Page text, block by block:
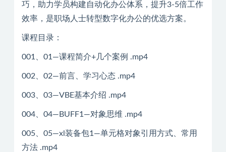
巧，助力学员构建自动化办公体系，提升3-5倍工作
效率，是职场人士转型数字化办公的优选方案。
课程目录：
001、01—课程简介+几个案例 .mp4
002、02—前言、学习心态 .mp4
003、03—VBE基本介绍 .mp4
004、04—BUFF1—对象思维 .mp4
005、05—xl装备包1—单元格对象引用方式、常用
方法 .mp4